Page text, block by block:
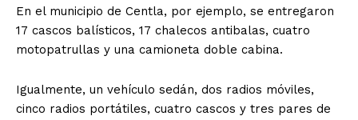
En el municipio de Centla, por ejemplo, se entregaron
17 cascos balísticos, 17 chalecos antibalas, cuatro
motopatrullas y una camioneta doble cabina.
Igualmente, un vehículo sedán, dos radios móviles,
cinco radios portátiles, cuatro cascos y tres pares de